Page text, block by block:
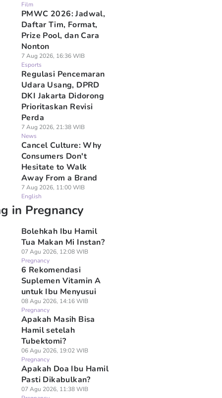
Film
PMWC 2026: Jadwal,
Daftar Tim, Format,
Prize Pool, dan Cara
Nonton
7 Aug 2026, 16:36 WIB
Esports
Regulasi Pencemaran
Udara Usang, DPRD
DKI Jakarta Didorong
Prioritaskan Revisi
Perda
7 Aug 2026, 21:38 WIB
News
Cancel Culture: Why
Consumers Don't
Hesitate to Walk
Away From a Brand
7 Aug 2026, 11:00 WIB
English
in Pregnancy
Bolehkah Ibu Hamil
Tua Makan Mi Instan?
07 Agu 2026, 12:08 WIB
Pregnancy
6 Rekomendasi
Suplemen Vitamin A
untuk Ibu Menyusui
08 Agu 2026, 14:16 WIB
Pregnancy
Apakah Masih Bisa
Hamil setelah
Tubektomi?
06 Agu 2026, 19:02 WIB
Pregnancy
Apakah Doa Ibu Hamil
Pasti Dikabulkan?
07 Agu 2026, 11:38 WIB